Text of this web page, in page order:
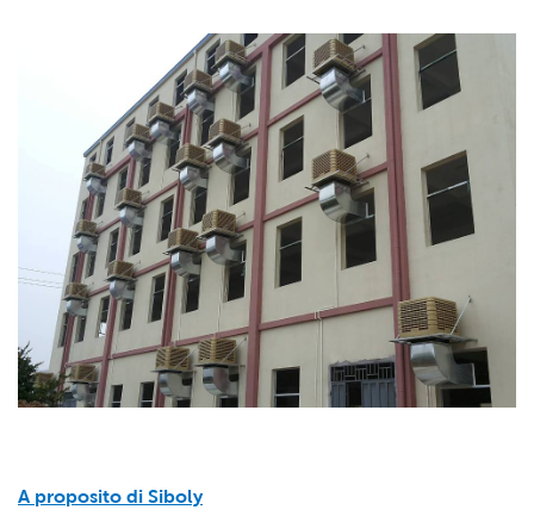
A proposito di Siboly